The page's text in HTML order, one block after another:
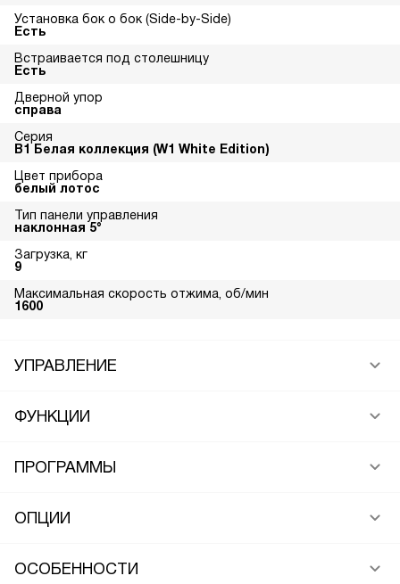
Установка бок о бок (Side-by-Side)
Есть
Встраивается под столешницу
Есть
Дверной упор
справа
Серия
В1 Белая коллекция (W1 White Edition)
Цвет прибора
белый лотос
Тип панели управления
наклонная 5°
Загрузка, кг
9
Максимальная скорость отжима, об/мин
1600
УПРАВЛЕНИЕ
ФУНКЦИИ
ПРОГРАММЫ
ОПЦИИ
ОСОБЕННОСТИ